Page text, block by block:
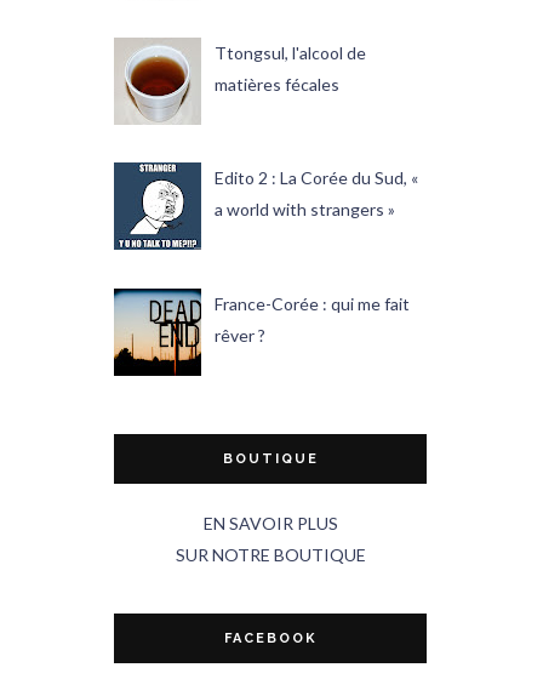
Ttongsul, l'alcool de
matières fécales
Edito 2 : La Corée du Sud, «
a world with strangers »
France-Corée : qui me fait
rêver ?
BOUTIQUE
EN SAVOIR PLUS
SUR NOTRE BOUTIQUE
FACEBOOK